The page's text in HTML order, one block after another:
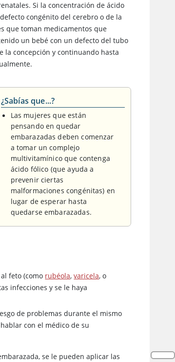
Si la concentración de ácido
congénito del cerebro o de la
que toman medicamentos que
un bebé con un defecto del tubo
la concepción y continuando hasta
¿Sabías que...?
Las mujeres que están
pensando en quedar
embarazadas deben comenzar
a tomar un complejo
multivitamínico que contenga
ácido fólico (que ayuda a
prevenir ciertas
malformaciones congénitas) en
lugar de esperar hasta
quedarse embarazadas.
feto (como rubéola,varicela, o
infecciones y se le haya
de problemas durante el mismo
con el médico de su
se le pueden aplicar las